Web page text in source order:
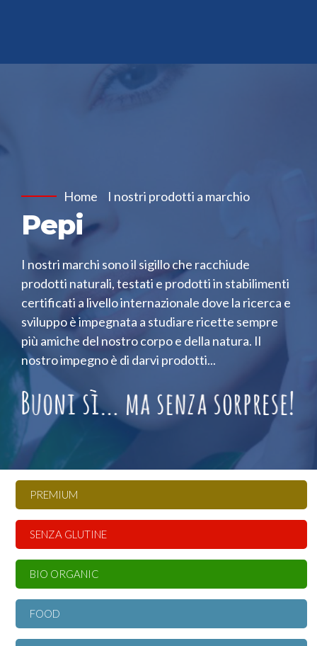
Home I nostri prodotti a marchio
Pepi
I nostri marchi sono il sigillo che racchiude
prodotti naturali, testati e prodotti in stabilimenti
certificati a livello internazionale dove la ricerca e
sviluppo è impegnata a studiare ricette sempre
più amiche del nostro corpo e della natura. Il
nostro impegno è di darvi prodotti...
PREMIUM
SENZA GLUTINE
BIO ORGANIC
FOOD